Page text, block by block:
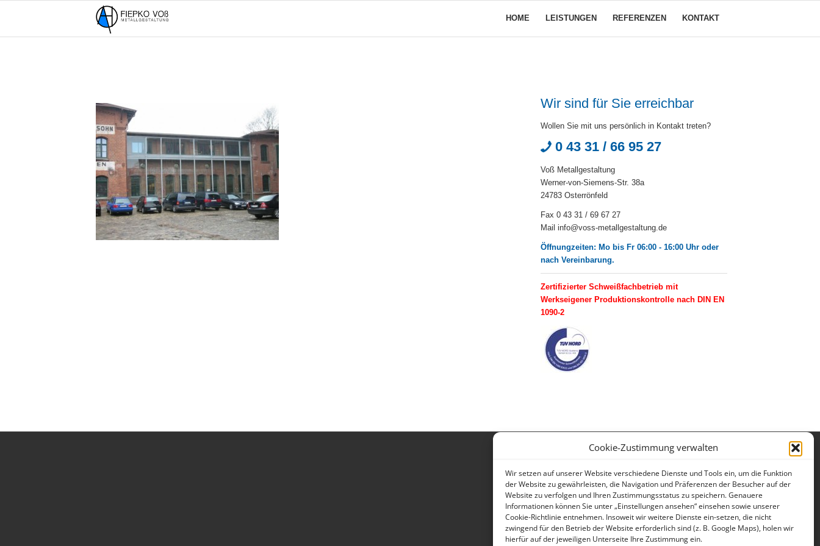
Cookie-Zustimmung verwalten
Wir setzen auf unserer Website verschiedene Dienste und Tools ein, um die Funktion
der Website zu gewährleisten, die Navigation und Präferenzen der Besucher auf der
Website zu verfolgen und Ihren Zustimmungsstatus zu speichern. Genauere
Informationen können Sie unter „Einstellungen ansehen“ einsehen sowie unserer
Cookie-Richtlinie entnehmen. Insoweit wir weitere Dienste ein-setzen, die nicht
zwingend für den Betrieb der Website erforderlich sind (z. B. Google Maps), holen wir
hierfür auf der jeweiligen Unterseite Ihre Zustimmung ein.
HOME LEISTUNGEN REFERENZEN KONTAKT
Wir sind für Sie erreichbar
Wollen Sie mit uns persönlich in Kontakt treten?
0 43 31 / 66 95 27
Voß Metallgestaltung
Werner-von-Siemens-Str. 38a
24783 Osterrönfeld
Fax 0 43 31 / 69 67 27
Mail info@voss-metallgestaltung.de
Öffnungzeiten: Mo bis Fr 06:00 - 16:00 Uhr oder
nach Vereinbarung.
Zertifizierter Schweißfachbetrieb mit
Werkseigener Produktionskontrolle nach DIN EN
1090-2
Impressum Datenschutzerklärung